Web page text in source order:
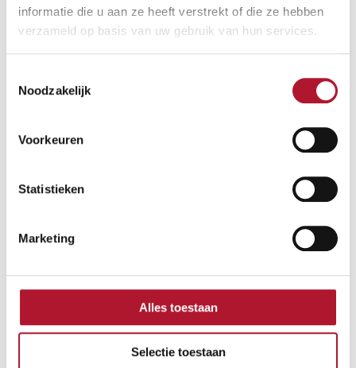
informatie die u aan ze heeft verstrekt of die ze hebben
verzameld op basis van uw gebruik van hun services.
Noodzakelijk
Voorkeuren
Statistieken
Marketing
Alles toestaan
Selectie toestaan
Lees meer:
(K1050)